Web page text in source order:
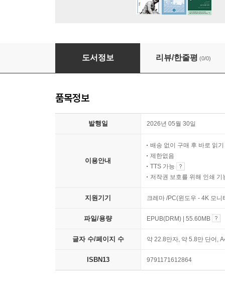
근현대 중국의 중화민족과 그 사상
도서정보 리뷰/한줄평 (0/0)
품목정보
발행일 2026년 05월 30일
이용안내
배송 없이 구매 후 바로 읽기
제한없음
TTS 가능
저작권 보호를 위해 인쇄 기
지원기기 크레마 /PC(윈도우 - 4K 모
파일/용량 EPUB(DRM) | 55.60MB
글자 수/페이지 수 약 22.8만자, 약 5.8만 단어,
ISBN13 9791171612864